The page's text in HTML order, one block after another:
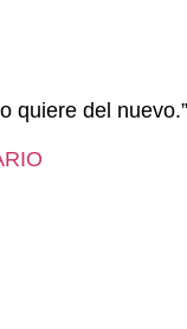
quiere del